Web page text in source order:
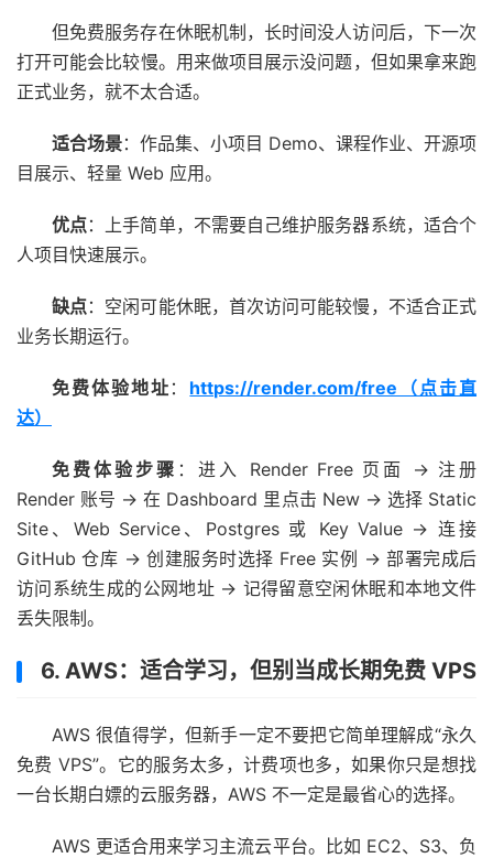
但免费服务存在休眠机制，长时间没人访问后，下一次
打开可能会比较慢。用来做项目展示没问题，但如果拿来跑
正式业务，就不太合适。
适合场景：作品集、小项目 Demo、课程作业、开源项
目展示、轻量 Web 应用。
优点：上手简单，不需要自己维护服务器系统，适合个
人项目快速展示。
缺点：空闲可能休眠，首次访问可能较慢，不适合正式
业务长期运行。
免费体验地址 ： https://render.com/free（点击直
达）
免费体验步骤 ：进入 Render Free 页面 → 注册
Render 账号 → 在 Dashboard 里点击 New → 选择 Static
Site、Web Service、Postgres 或 Key Value → 连接
GitHub 仓库 → 创建服务时选择 Free 实例 → 部署完成后
访问系统生成的公网地址 → 记得留意空闲休眠和本地文件
丢失限制。
6. AWS：适合学习，但别当成长期免费 VPS
AWS 很值得学，但新手一定不要把它简单理解成“永久
免费 VPS”。它的服务太多，计费项也多，如果你只是想找
一台长期白嫖的云服务器，AWS 不一定是最省心的选择。
AWS 更适合用来学习主流云平台。比如 EC2、S3、负